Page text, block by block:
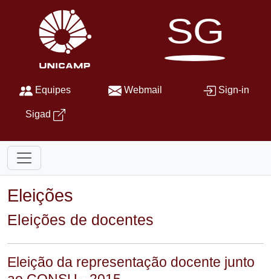
SG
Equipes Webmail Sign-in
Sigad
Eleições
Eleições de docentes
Eleição da representação docente junto